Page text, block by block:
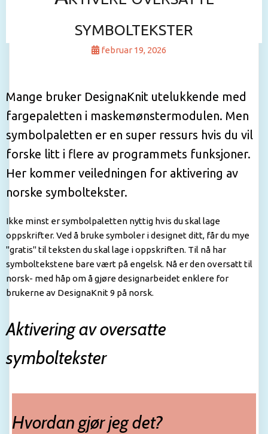
symboltekster
februar 19, 2026
Mange bruker DesignaKnit utelukkende med
fargepaletten i maskemønstermodulen. Men
symbolpaletten er en super ressurs hvis du vil
forske litt i flere av programmets funksjoner.
Her kommer veiledningen for aktivering av
norske symboltekster.
Ikke minst er symbolpaletten nyttig hvis du skal lage
oppskrifter. Ved å bruke symboler i designet ditt, får du mye
"gratis" til teksten du skal lage i oppskriften. Til nå har
symboltekstene bare vært på engelsk. Nå er den oversatt til
norsk- med håp om å gjøre designarbeidet enklere for
brukerne av DesignaKnit 9 på norsk.
Aktivering av oversatte
symboltekster
Hvordan gjør jeg det?